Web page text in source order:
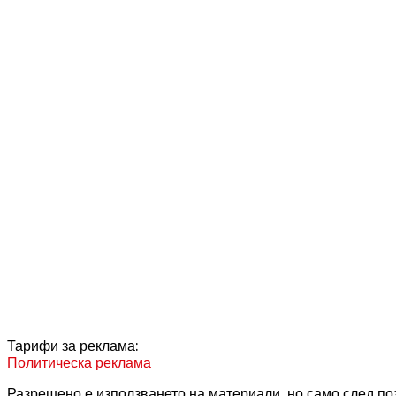
Тарифи за реклама:
Политическа реклама